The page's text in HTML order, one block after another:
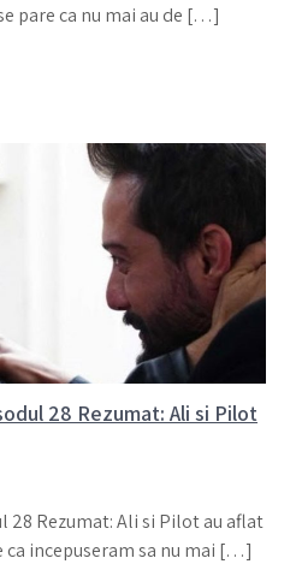
pare ca nu mai au de […]
28 Rezumat: Ali si Pilot
28 Rezumat: Ali si Pilot au aflat
ca incepuseram sa nu mai […]